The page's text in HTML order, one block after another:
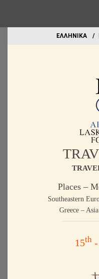
EΛΛΗΝΙΚΑ
Places –
Southeastern
Greece –
15th-